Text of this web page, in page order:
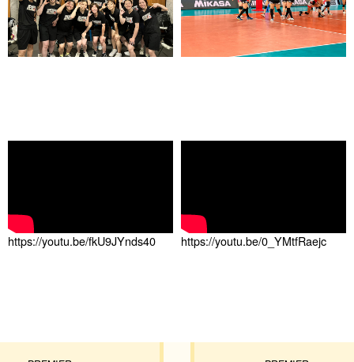
https://youtu.be/fkU9JYnds40 https://youtu.be/0_YMtfRaejc